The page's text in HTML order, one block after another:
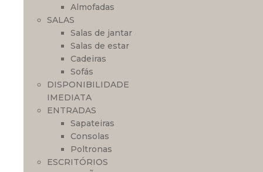
Almofadas
SALAS
Salas de jantar
Salas de estar
Cadeiras
Sofás
DISPONIBILIDADE
IMEDIATA
ENTRADAS
Sapateiras
Consolas
Poltronas
ESCRITÓRIOS